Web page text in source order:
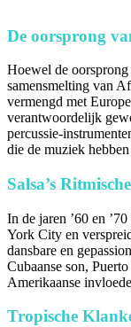
De oorsprong
Hoewel de
samensmelting van
vermengd met
verantwoordelijk
percussie-
die de muziek
Salsa’s
In de jaren ’60 en
York City en
dansbare en
Cubaanse son,
Amerikaanse
Tropische